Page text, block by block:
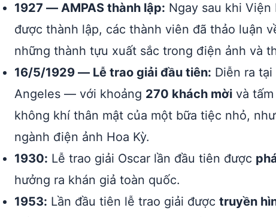
1927 — AMPAS thành lập: Ngay sau khi
được thành lập, các thành viên đã thảo luận
những thành tựu xuất sắc trong điện ảnh và
16/5/1929 — Lễ trao giải đầu tiên: Diễn ra
Angeles — với khoảng 270 khách mời và
không khí thân mật của một bữa tiệc nhỏ,
ngành điện ảnh Hoa Kỳ.
1930: Lễ trao giải Oscar lần đầu tiên được
hưởng ra khán giả toàn quốc.
1953: Lần đầu tiên lễ trao giải được truyền